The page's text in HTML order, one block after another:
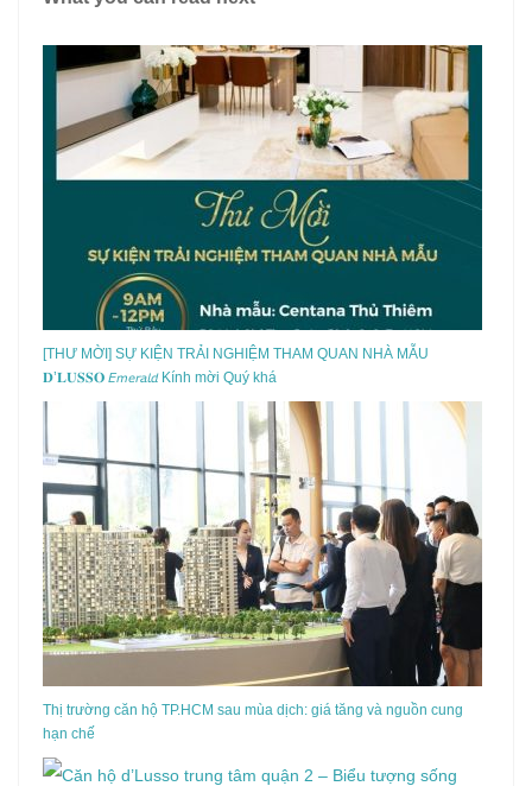
[THƯ MỜI] SỰ KIỆN TRẢI NGHIỆM THAM QUAN NHÀ MẪU
𝐃’𝐋𝐔𝐒𝐒𝐎 𝘌𝘮𝘦𝘳𝘢𝘭𝘥 Kính mời Quý khá
Thị trường căn hộ TP.HCM sau mùa dịch: giá tăng và nguồn cung
hạn chế